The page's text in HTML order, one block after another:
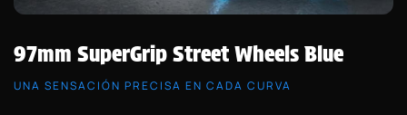
97mm SuperGrip Street Wheels Blue
UNA SENSACIÓN PRECISA EN CADA CURVA